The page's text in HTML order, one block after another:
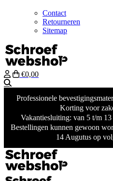
Contact
Retourneren
Sitemap
€0,00
Professionele
Korting voor
Vakantiesluiting: van 5 t/m
Bestellingen kunnen gewoon
14 Augutus op